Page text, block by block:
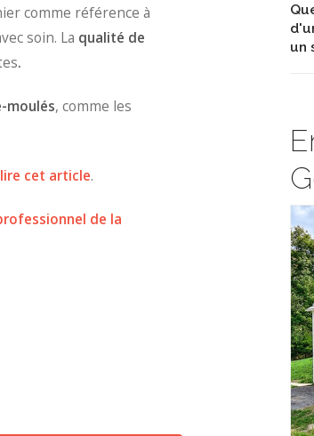
un
comme référence à
soin. La qualité de
.
moulés, comme les
cet article.
de la